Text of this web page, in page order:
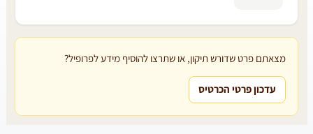
מצאתם פרט שדורש תיקון, או שתרצו להוסיף מידע לפרופיל?
עדכון פרטי הכרטיס